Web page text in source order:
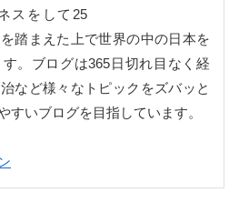
スをして25
踏まえた上で世界の中の日本を
。ブログは365日切れ目なく経
など様々なトピックをズバッと
すいブログを目指しています。